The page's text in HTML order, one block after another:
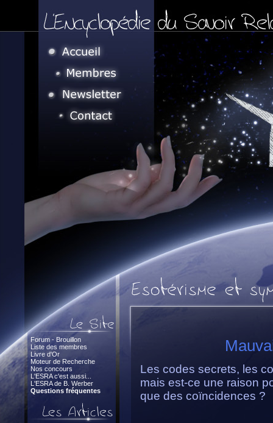
Forum - Brouillon
Liste des membres
Livre d'Or
Moteur de Recherche
Nos concours
L'ESRA c'est aussi...
L'ESRA de B. Werber
Questions fréquentes
Les codes secrets, les
mais est-ce une raison
que des coïncidences ?